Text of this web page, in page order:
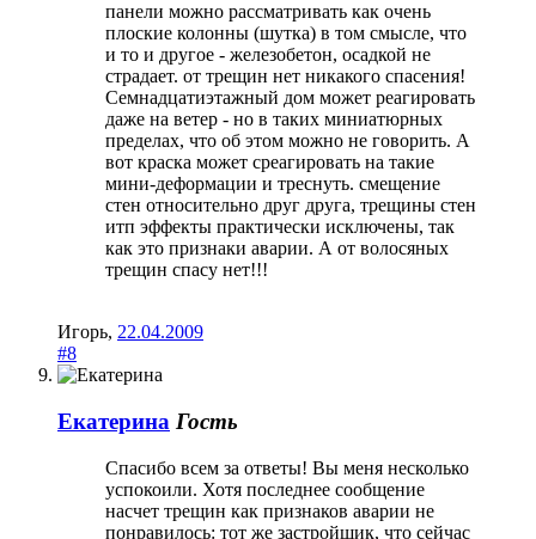
панели можно рассматривать как очень
плоские колонны (шутка) в том смысле, что
и то и другое - железобетон, осадкой не
страдает. от трещин нет никакого спасения!
Семнадцатиэтажный дом может реагировать
даже на ветер - но в таких миниатюрных
пределах, что об этом можно не говорить. А
вот краска может среагировать на такие
мини-деформации и треснуть. смещение
стен относительно друг друга, трещины стен
итп эффекты практически исключены, так
как это признаки аварии. А от волосяных
трещин спасу нет!!!
Игорь, 22.04.2009
#8
Екатерина Гость
Спасибо всем за ответы! Вы меня несколько
успокоили. Хотя последнее сообщение
насчет трещин как признаков аварии не
понравилось: тот же застройщик, что сейчас